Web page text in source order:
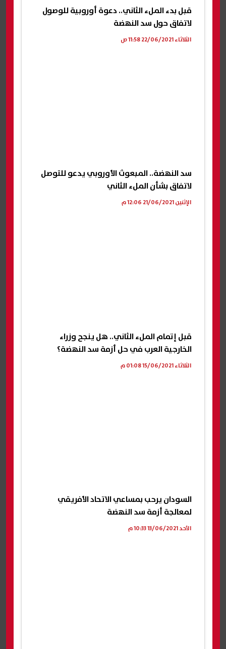
قبل بدء الملء الثاني.. دعوة أوروبية للوصول
لاتفاق حول سد النهضة
الثلاثاء 22/06/2021 11:58 ص
سد النهضة.. المبعوث الأوروبي يدعو للتوصل
لاتفاق بشأن الملء الثاني
الإثنين 21/06/2021 12:06 م
قبل إتمام الملء الثاني.. هل ينجح وزراء
الخارجية العرب في حل أزمة سد النهضة؟
الثلاثاء 15/06/2021 01:08 م
السودان يرحب بمساعي الاتحاد الأفريقي
لمعالجة أزمة سد النهضة
الأحد 13/06/2021 10:33 م